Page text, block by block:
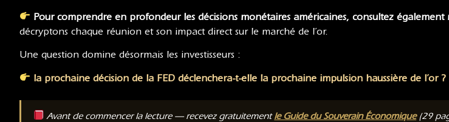
Pour comprendre en profondeur les décisions monétaires américaines, consultez également
décryptons chaque réunion et son impact direct sur le marché de l’or.
Une question domine désormais les investisseurs :
la prochaine décision de la FED déclenchera-t-elle la prochaine impulsion haussière de l’or ?
Avant de commencer la lecture — recevez gratuitementle Guide du Souverain Économique(29